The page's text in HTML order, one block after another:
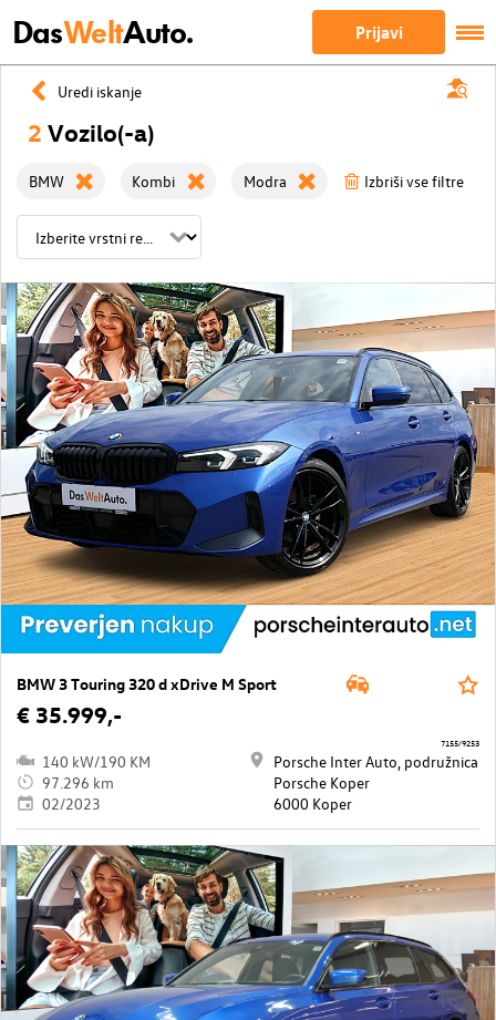
DasWeltAuto. Prijavi
Uredi iskanje
2 Vozilo(-a)
BMW Kombi Modra Izbriši vse filtre
BMW 3 Touring 320 d xDrive M Sport
€ 35.999,-
140 kW/190 KM
97.296 km
02/2023
Porsche Inter Auto, podružnica
Porsche Koper
6000 Koper
7155/9253